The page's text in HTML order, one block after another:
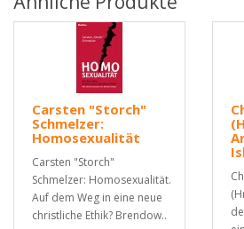
Carsten "Storch"
Schmelzer:
Homosexualität
Carsten "Storch"
Schmelzer: Homosexualität.
Auf dem Weg in eine neue
christliche Ethik? Brendow..